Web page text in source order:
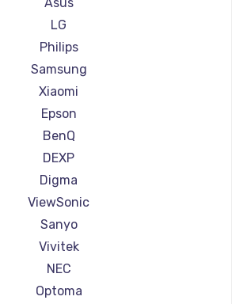
проекторов JVC
проекторов Casio
проекторов Hiper
проекторов HITACHI
проекторов Panasonic
проекторов Hisense
LG
Philips
Samsung
Xiaomi
Epson
BenQ
DEXP
Digma
ViewSonic
Sanyo
Vivitek
NEC
Optoma